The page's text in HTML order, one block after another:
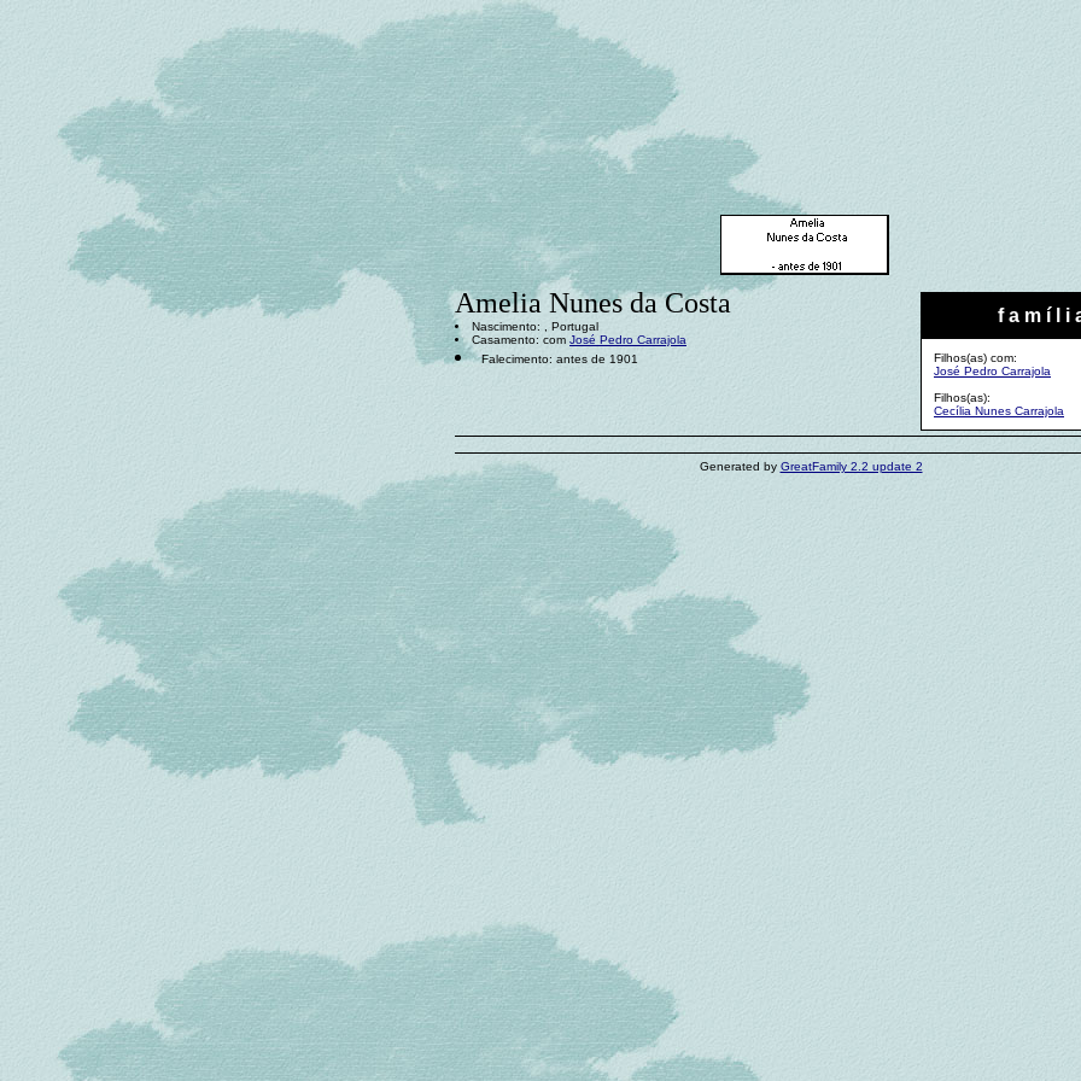
f a m í l i
Filhos(as) com:
José Pedro Carrajola
Filhos(as):
Cecília Nunes Carrajola
Amelia Nunes da Costa
Nascimento: , Portugal
Casamento: com José Pedro Carrajola
Falecimento: antes de 1901
Generated by GreatFamily 2.2 update 2